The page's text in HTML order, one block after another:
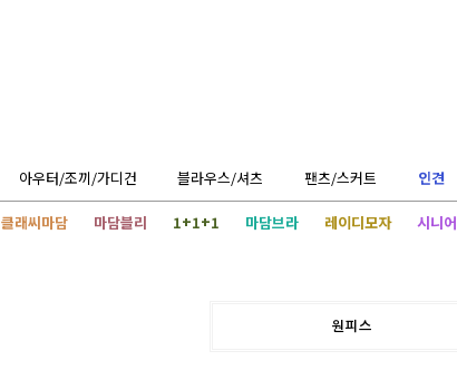
아우터/조끼/가디건 블라우스/셔츠 팬츠/스커트 인견
클래씨마담 마담블리 1+1+1 마담브라 레이디모자 시니어
원피스